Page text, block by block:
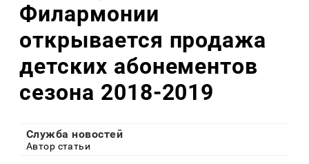
Филармонии
открывается продажа
детских абонементов
сезона 2018-2019
Служба новостей
Автор статьи